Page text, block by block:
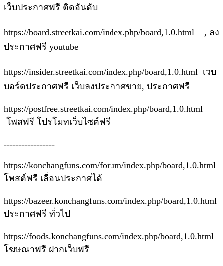
เว็บประกาศฟรี ติดอันดับ
https://board.streetkai.com/index.php/board,1.0.html , ลง
ประกาศฟรี youtube
https://insider.streetkai.com/index.php/board,1.0.html เวบ
บอร์ดประกาศฟรี เว็บลงประกาศขาย, ประกาศฟรี
https://postfree.streetkai.com/index.php/board,1.0.html
โพสฟรี โปรโมทเว็บไซต์ฟรี
-----------------
https://konchangfuns.com/forum/index.php/board,1.0.html
โพสต์ฟรี เลื่อนประกาศได้
https://bazeer.konchangfuns.com/index.php/board,1.0.html
ประกาศฟรี ทั่วไป
https://foods.konchangfuns.com/index.php/board,1.0.html
โฆษณาฟรี ฝากเว็บฟรี